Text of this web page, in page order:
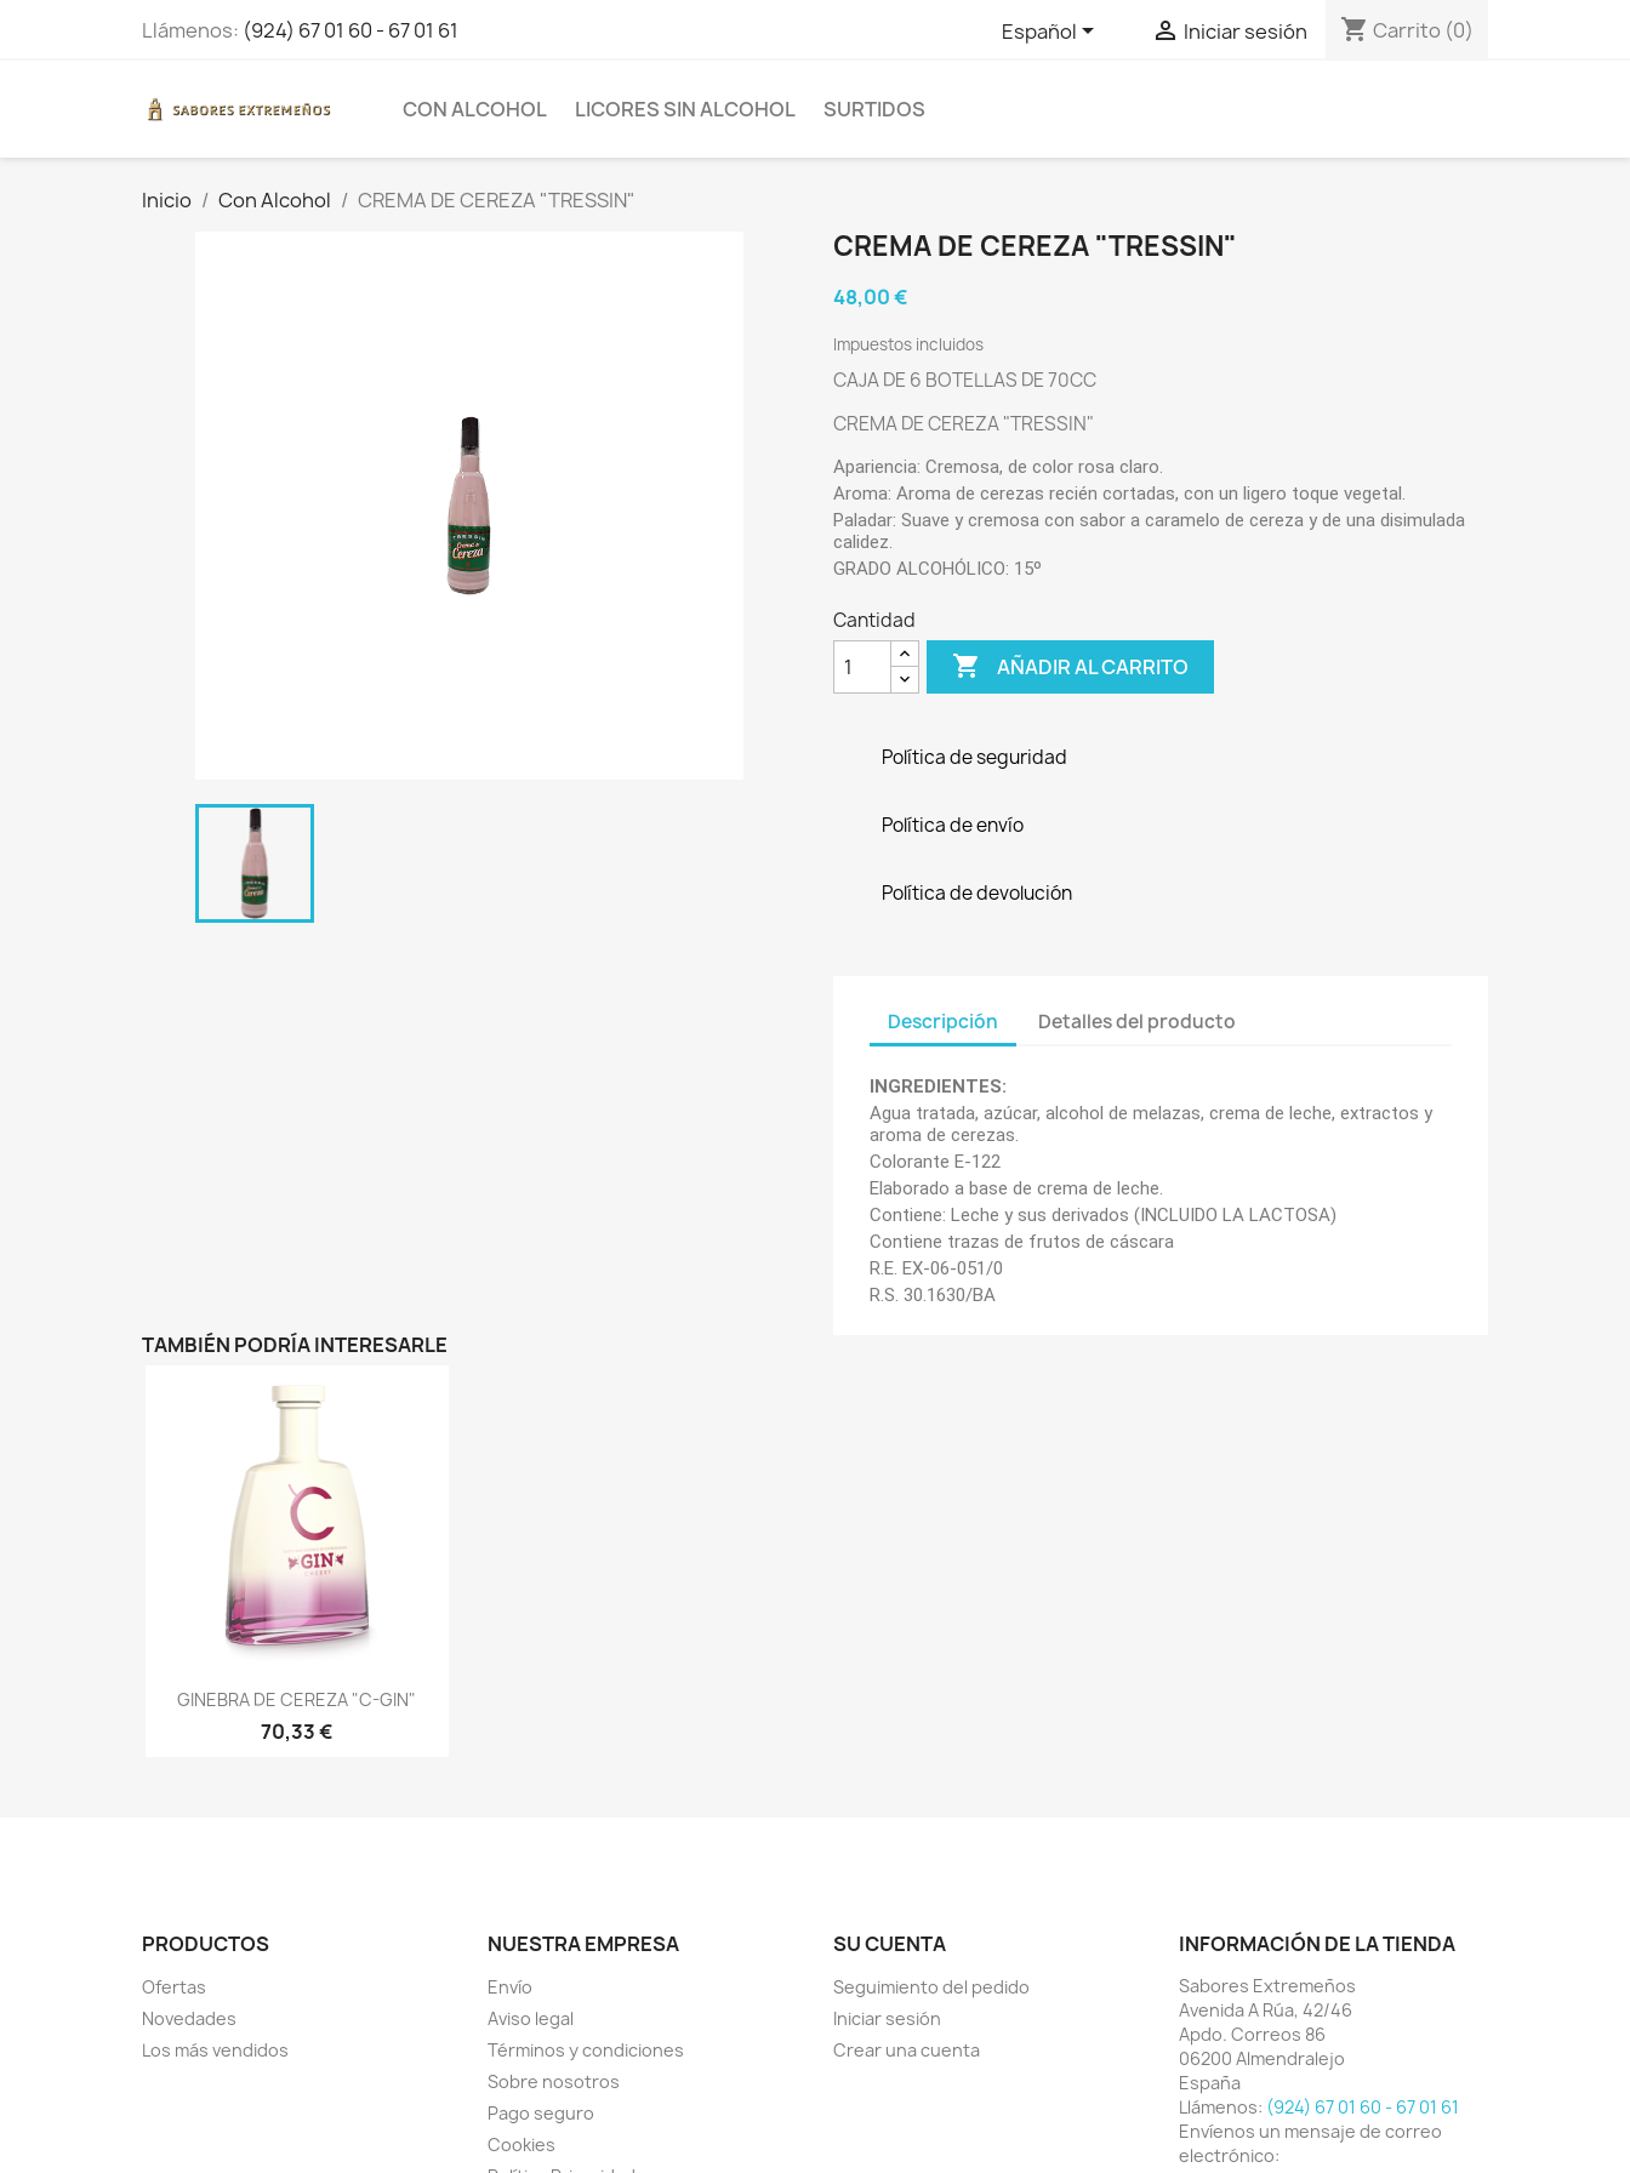
Llámenos: (924) 67 01 60 - 67 01 61 Español  Iniciar sesión shopping_cart Carrito (0)
CON ALCOHOL LICORES SIN ALCOHOL SURTIDOS
Inicio Con Alcohol CREMA DE CEREZA "TRESSIN"
CREMA DE CEREZA "TRESSIN"
48,00 €
Impuestos incluidos
CAJA DE 6 BOTELLAS DE 70CC
CREMA DE CEREZA "TRESSIN"
Apariencia: Cremosa, de color rosa claro.
Aroma: Aroma de cerezas recién cortadas, con un ligero toque vegetal.
Paladar: Suave y cremosa con sabor a caramelo de cereza y de una disimulada
calidez.
GRADO ALCOHÓLICO: 15º
Cantidad
 AÑADIR AL CARRITO
Política de seguridad
Política de envío
Política de devolución
Descripción Detalles del producto
INGREDIENTES:
Agua tratada, azúcar, alcohol de melazas, crema de leche, extractos y
aroma de cerezas.
Colorante E-122
Elaborado a base de crema de leche.
Contiene: Leche y sus derivados (INCLUIDO LA LACTOSA)
Contiene trazas de frutos de cáscara
R.E. EX-06-051/0
R.S. 30.1630/BA
TAMBIÉN PODRÍA INTERESARLE
 Vista rápida
GINEBRA DE CEREZA "C-GIN"
70,33 €
PRODUCTOS
Ofertas
Novedades
Los más vendidos
NUESTRA EMPRESA
Envío
Aviso legal
Términos y condiciones
Sobre nosotros
Pago seguro
Cookies
SU CUENTA
Seguimiento del pedido
Iniciar sesión
Crear una cuenta
INFORMACIÓN DE LA TIENDA
Sabores Extremeños
Avenida A Rúa, 42/46
Apdo. Correos 86
06200 Almendralejo
España
Llámenos: (924) 67 01 60 - 67 01 61
Envíenos un mensaje de correo
electrónico: